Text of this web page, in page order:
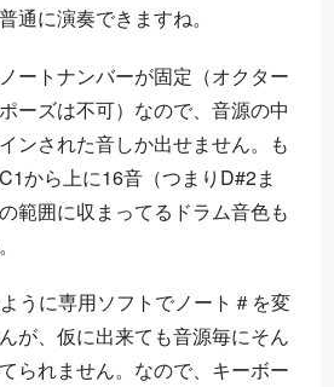
通に演奏できますね。
ートナンバーが固定（オクター
ーズは不可）なので、音源の中
ンされた音しか出せません。も
から上に16音（つまりD#2ま
範囲に収まってるドラム音色も
うに専用ソフトでノート＃を変
が、仮に出来ても音源毎にそん
られません。なので、キーボー